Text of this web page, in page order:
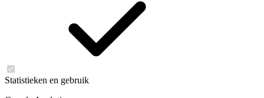
Statistieken en gebruik